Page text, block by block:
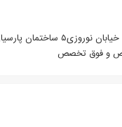
طبقه اول واحد ۲
و فوق تخصص